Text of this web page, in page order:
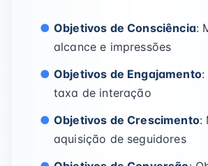
Objetivos de Consciência:
alcance e impressões
Objetivos de Engajamento:
taxa de interação
Objetivos de Crescimento:
aquisição de seguidores